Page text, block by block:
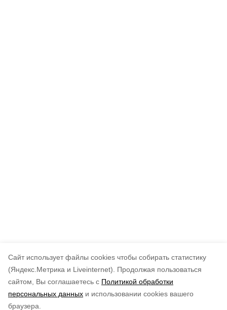
Cайт использует файлы cookies чтобы собирать статистику
(Яндекс.Метрика и Liveinternet).
Продолжая пользоваться
сайтом, Вы соглашаетесь с Политикой обработки
персональных данных и использовании cookies вашего
браузера.